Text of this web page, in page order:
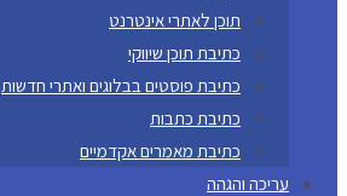
תוכן לאתרי אינטרנט
כתיבת תוכן שיווקי
כתיבת פוסטים בבלוגים ואתרי חדשות
כתיבת כתבות
כתיבת מאמרים אקדמיים
עריכה והגהה